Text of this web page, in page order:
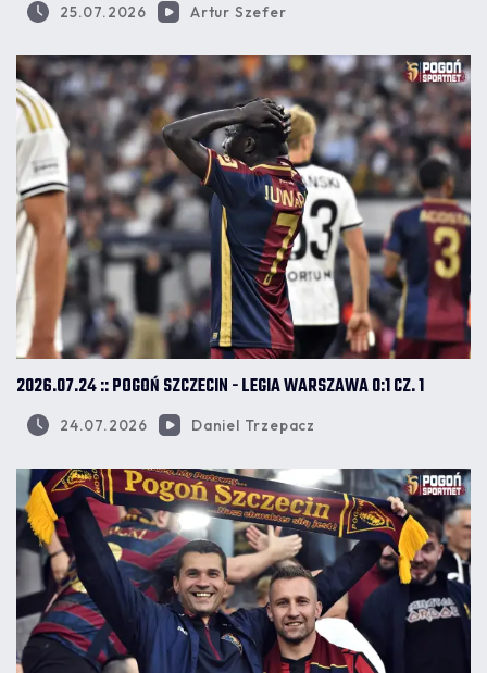
25.07.2026 Artur Szefer
2026.07.24 :: POGOŃ SZCZECIN - LEGIA WARSZAWA 0:1 CZ. 1
24.07.2026 Daniel Trzepacz